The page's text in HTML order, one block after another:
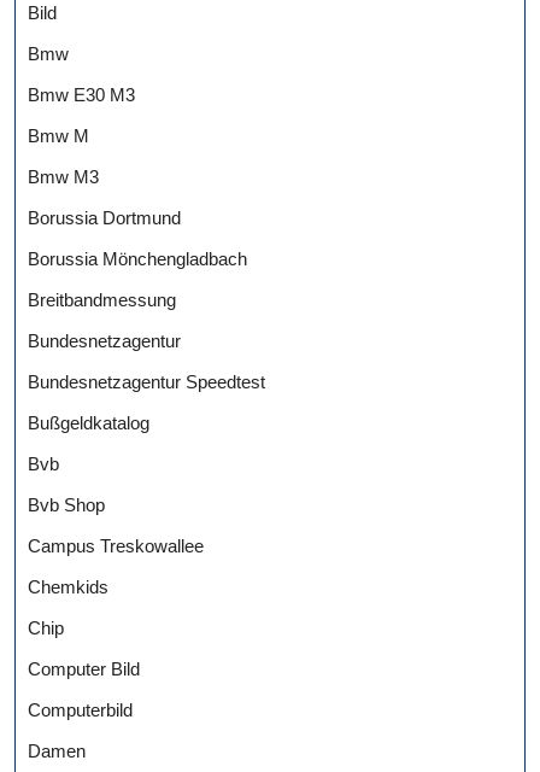
Bild
Bmw
Bmw E30 M3
Bmw M
Bmw M3
Borussia Dortmund
Borussia Mönchengladbach
Breitbandmessung
Bundesnetzagentur
Bundesnetzagentur Speedtest
Bußgeldkatalog
Bvb
Bvb Shop
Campus Treskowallee
Chemkids
Chip
Computer Bild
Computerbild
Damen